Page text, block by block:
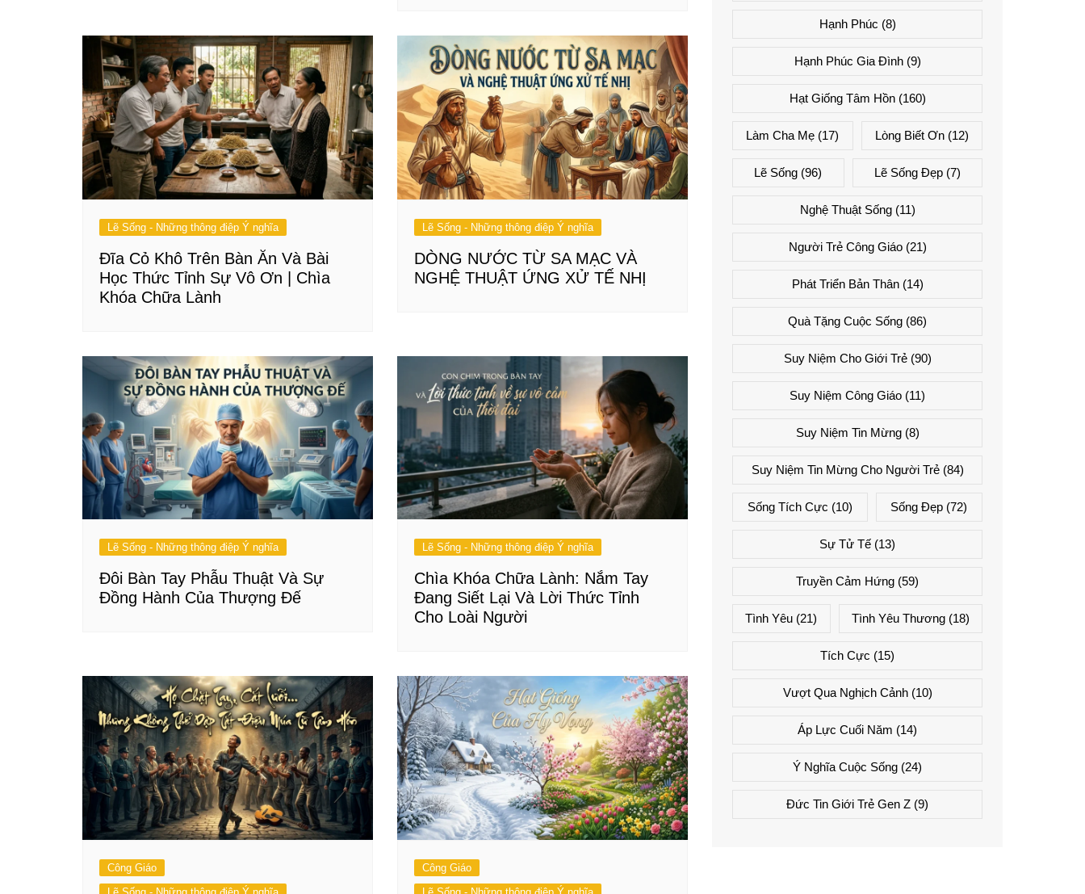
Lẽ Sống - Những thông điệp Ý nghĩa
Đĩa Cỏ Khô Trên Bàn Ăn Và Bài
Học Thức Tỉnh Sự Vô Ơn | Chìa
Khóa Chữa Lành
Lẽ Sống - Những thông điệp Ý nghĩa
DÒNG NƯỚC TỪ SA MẠC VÀ
NGHỆ THUẬT ỨNG XỬ TẾ NHỊ
Lẽ Sống - Những thông điệp Ý nghĩa
Đôi Bàn Tay Phẫu Thuật Và Sự
Đồng Hành Của Thượng Đế
Lẽ Sống - Những thông điệp Ý nghĩa
Chìa Khóa Chữa Lành: Nắm Tay
Đang Siết Lại Và Lời Thức Tỉnh
Cho Loài Người
Công Giáo
Lẽ Sống - Những thông điệp Ý nghĩa
Công Giáo
Lẽ Sống - Những thông điệp Ý nghĩa
Hạnh Phúc (8)
Hạnh Phúc Gia Đình(9)
Hạt Giống Tâm Hồn(160)
Làm Cha Mẹ (17) Lòng Biết Ơn(12)
Lẽ Sống (96) Lẽ Sống Đẹp(7)
Nghệ Thuật Sống(11)
Người Trẻ Công Giáo(21)
Phát Triển Bản Thân(14)
Quà Tặng Cuộc Sống (86)
Suy Niệm Cho Giới Trẻ(90)
Suy Niệm Công Giáo (11)
Suy Niệm Tin Mừng(8)
Suy Niệm Tin Mừng Cho Người Trẻ(84)
Sống Tích Cực (10) Sống Đẹp (72)
Sự Tử Tế (13)
Truyền Cảm Hứng (59)
Tình Yêu (21) Tình Yêu Thương(18)
Tích Cực (15)
Vượt Qua Nghịch Cảnh(10)
Áp Lực Cuối Năm (14)
Ý Nghĩa Cuộc Sống (24)
Đức Tin Giới Trẻ Gen Z (9)